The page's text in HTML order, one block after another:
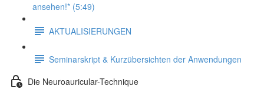
ansehen!* (5:49)
AKTUALISIERUNGEN
Seminarskript & Kurzübersichten der Anwendungen
Die Neuroauricular-Technique